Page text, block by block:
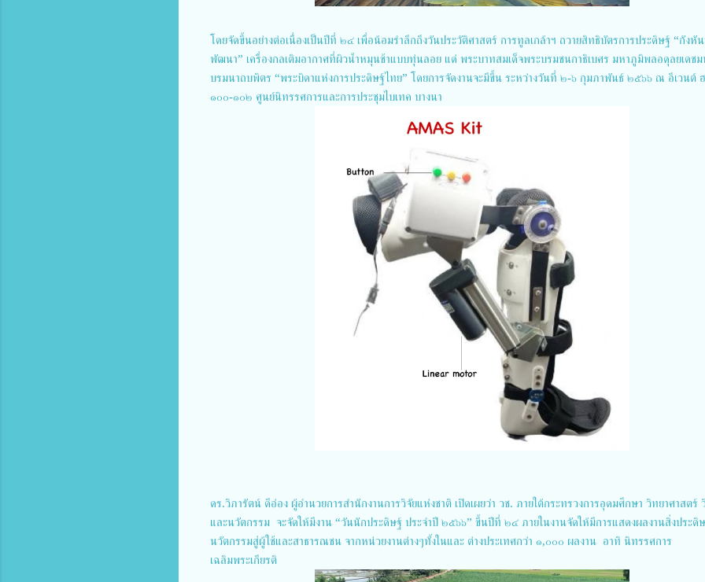
โดยจัดขึ้นอย่างต่อเนื่องเป็นปีที่ ๒๔ เพื่อน้อมรำลึกถึงวันประวัติศาสตร์ การทูลเกล้าฯ ถวายสิทธิบัตรการประดิษฐ์ “กังหั
พัฒนา” เครื่องกลเติมอากาศที่ผิวน้ำหมุนช้าแบบทุ่นลอย แด่ พระบาทสมเด็จพระบรมชนกาธิเบศร มหาภูมิพลอดุลยเดชม
บรมนาถบพิตร “พระบิดาแห่งการประดิษฐ์ไทย” โดยการจัดงานจะมีขึ้น ระหว่างวันที่ ๒-๖ กุมภาพันธ์ ๒๕๖๖ ณ อีเวนต์
๑๐๐-๑๐๒ ศูนย์นิทรรศการและการประชุมไบเทค บางนา
ดร.วิภารัตน์ ดีอ่อง ผู้อำนวยการสำนักงานการวิจัยแห่งชาติ เปิดเผยว่า วช. ภายใต้กระทรวงการอุดมศึกษา วิทยาศาสตร์
และนวัตกรรม จะจัดให้มีงาน “วันนักประดิษฐ์ ประจำปี ๒๕๖๖” ขึ้นปีที่ ๒๔ ภายในงานจัดให้มีการแสดงผลงานสิ่งประดิ
นวัตกรรมสู่ผู้ใช้และสาธารณชน จากหน่วยงานต่างๆทั้งในและ ต่างประเทศกว่า ๑,๐๐๐ ผลงาน อาทิ นิทรรศการ
เฉลิมพระเกียรติ